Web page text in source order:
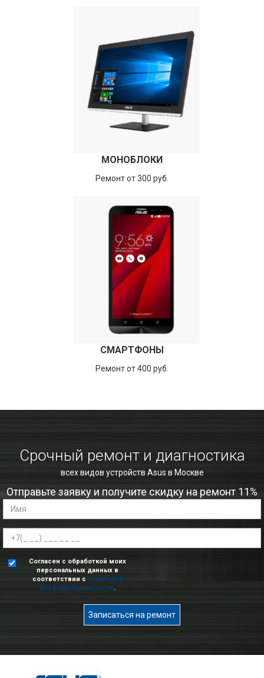
МОНОБЛОКИ
Ремонт от 300 руб.
СМАРТФОНЫ
Ремонт от 400 руб.
Срочный ремонт и диагностика
всех видов устройств Asus в Москве
Отправьте заявку и получите скидку на ремонт 11%
Согласен с обработкой моих
персональных данных в
соответствии с политикой
конфиденциальности.
Записаться на ремонт